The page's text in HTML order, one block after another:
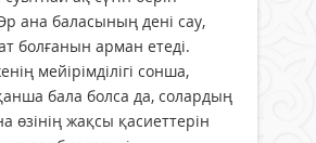
ана баласының дені сау,
болғанын арман етеді.
мейірімділігі сонша,
бала болса да, солардың
өзінің жақсы қасиеттерін